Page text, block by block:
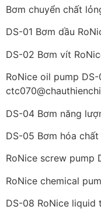
Bơm chuyển chất
DS-01 Bơm dầu
DS-02 Bơm vít
RoNice oil pump
DS-04 Bơm năng
DS-05 Bơm hóa chất
RoNice screw pump
RoNice chemical
DS-08 RoNice liquid